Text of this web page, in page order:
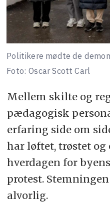
Politikere mødte de
Foto: Oscar Scott Carl
Mellem skilte og
pædagogisk
erfaring side om
har løftet, trøstet og
hverdagen for
protest.
alvorlig.